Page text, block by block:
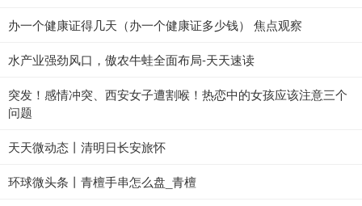
办一个健康证得几天（办一个健康证多少钱） 焦点观察
水产业强劲风口，傲农牛蛙全面布局-天天速读
突发！感情冲突、西安女子遭割喉！热恋中的女孩应该注意三个
问题
天天微动态丨清明日长安旅怀
环球微头条丨青檀手串怎么盘_青檀